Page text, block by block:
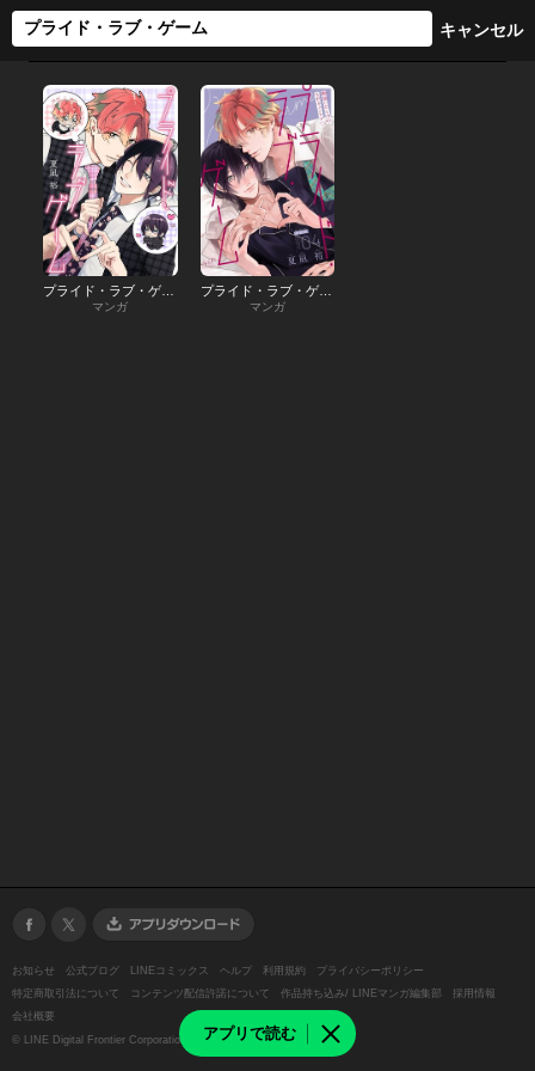
アプリで読む
プライド・ラブ・ゲーム
マンガ
プライド・ラブ・ゲーム［1話売り］
マンガ
お知らせ 公式ブログ LINEコミックス ヘルプ 利用規約
プライバシーポリシー
特定商取引法について
コンテンツ配信許諾について 作品持ち込み/ LINEマンガ編集部
採用情報
会社概要
© LINE Digital Frontier Corporation